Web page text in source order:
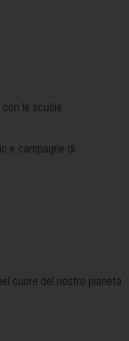
le scuole
e campagne di
cuore del nostro pianeta